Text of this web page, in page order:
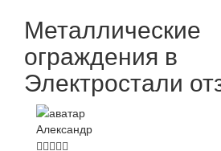
Металлические
ограждения в
Электростали
Александр